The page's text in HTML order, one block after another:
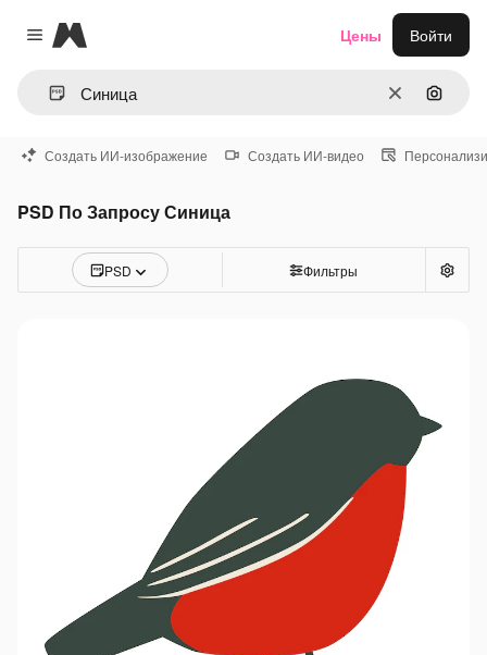
Close menu
Magnific
ОчиститьПоиск
Цены Войти
Создать ИИ-изображение Создать ИИ-видео
PSD По Запросу Синица
PSD Фильтры